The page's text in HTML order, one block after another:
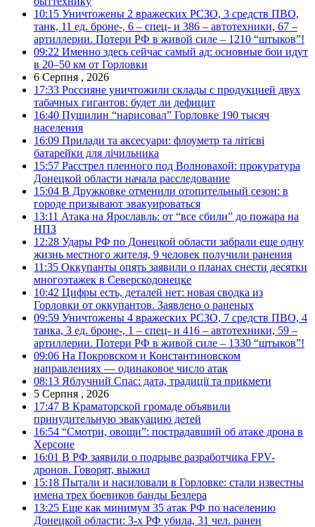
10:15 Уничтожены 2 вражеских РСЗО, 3 средств ПВО,
танк, 11 ед. броне-, 6 – спец- и 386 – автотехники, 67 –
артиллерии. Потери РФ в живой силе – 1210 “штыков”!
09:22 Именно здесь сейчас самый ад: основные бои идут
в 20–50 км от Горловки
6 Серпня , 2026
17:33 Россияне уничтожили склады с продукцией двух
табачных гигантов: будет ли дефицит
16:40 Пушилин “нарисовал” Горловке 190 тысяч
населения
16:09 Прилади та аксесуари: флоуметр та літієві
батарейки для лічильника
15:57 Расстрел пленного под Волновахой: прокуратура
Донецкой области начала расследование
15:04 В Дружковке отменили отопительный сезон: в
городе призывают эвакуироваться
13:11 Атака на Ярославль: от “все сбили” до пожара на
НПЗ
12:28 Удары РФ по Донецкой области забрали еще одну
жизнь местного жителя, 9 человек получили ранения
11:35 Оккупанты опять заявили о планах снести десятки
многоэтажек в Северскодонецке
10:42 Цифры есть, деталей нет: новая сводка из
Горловки от оккупантов. Заявлено о раненых
09:59 Уничтожены 4 вражеских РСЗО, 7 средств ПВО, 4
танка, 3 ед. броне-, 1 – спец- и 416 – автотехники, 59 –
артиллерии. Потери РФ в живой силе – 1330 “штыков”!
09:06 На Покровском и Константиновском
направлениях — одинаковое число атак
08:13 Яблучний Спас: дата, традиції та прикмети
5 Серпня , 2026
17:47 В Краматорской громаде объявили
принудительную эвакуацию детей
16:54 “Смотри, овощи”: пострадавший об атаке дрона в
Херсоне
16:01 В РФ заявили о подрыве разработчика FPV-
дронов. Говорят, выжил
15:18 Пытали и насиловали в Горловке: стали известны
имена трех боевиков банды Безлера
13:25 Еще как минимум 35 атак РФ по населению
Донецкой области: 3-х РФ убила, 31 чел. ранен